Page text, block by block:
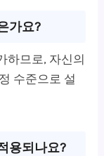
가요?
하므로, 자신의
수준으로 설
용되나요?